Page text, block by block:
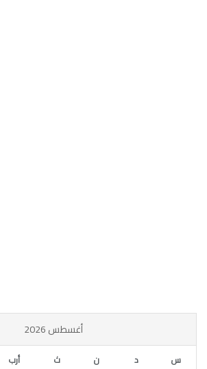
أغسطس 2026
س د ن ث أرب